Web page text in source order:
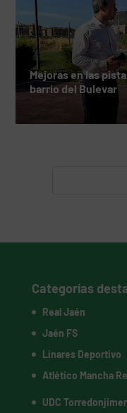
Mejoras en las
barrio del Bulevar
Categorías
Real Jaén
Jaén FS
Linares Deportivo
Atlético Mancha
UDC